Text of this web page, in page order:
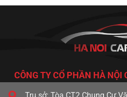
CÔNG TY CỔ PHẦN HÀ NỘI